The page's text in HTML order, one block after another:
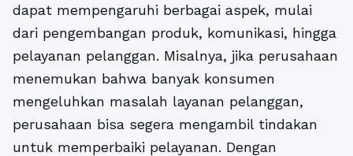
dapat mempengaruhi berbagai aspek, mulai
dari pengembangan produk, komunikasi, hingga
pelayanan pelanggan. Misalnya, jika perusahaan
menemukan bahwa banyak konsumen
mengeluhkan masalah layanan pelanggan,
perusahaan bisa segera mengambil tindakan
untuk memperbaiki pelayanan. Dengan